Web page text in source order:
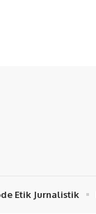
Etik Jurnalistik